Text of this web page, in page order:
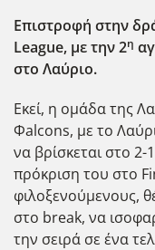
Επιστροφή στην
League, με την 2η
στο Λαύριο.
Εκεί, η ομάδα της
Φalcons, με το
να βρίσκεται στο 2-
πρόκριση του στο
φιλοξενούμενους,
στο break, να
την σειρά σε ένα